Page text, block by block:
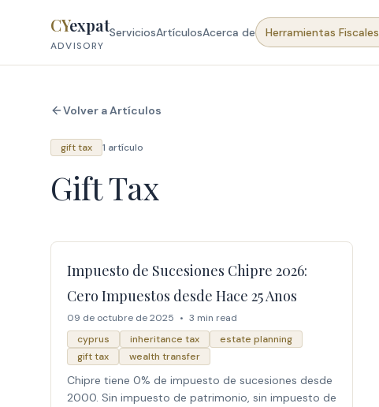
CYexpat
ADVISORY
ServiciosArtículosAcerca de Herramientas Fiscales
Volver a Artículos
gift tax 1 artículo
Gift Tax
Impuesto de Sucesiones Chipre 2026:
Cero Impuestos desde Hace 25 Anos
09 de octubre de 2025 • 3 min read
cyprus
inheritance tax
estate planning
gift tax
wealth transfer
Chipre tiene 0% de impuesto de sucesiones desde
2000. Sin impuesto de patrimonio, sin impuesto de